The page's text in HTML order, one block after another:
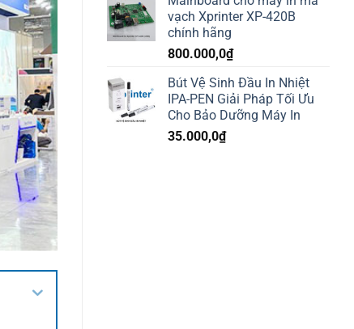
vạch Xprinter XP-420B
chính hãng
800.000,0₫
Bút Vệ Sinh Đầu In Nhiệt
IPA-PEN Giải Pháp Tối Ưu
Cho Bảo Dưỡng Máy In
35.000,0₫